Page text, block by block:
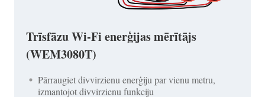
Trīsfāzu Wi-Fi enerģijas mērītājs
(WEM3080T)
Pārraugiet divvirzienu enerģiju par vienu metru,
izmantojot divvirzienu funkciju